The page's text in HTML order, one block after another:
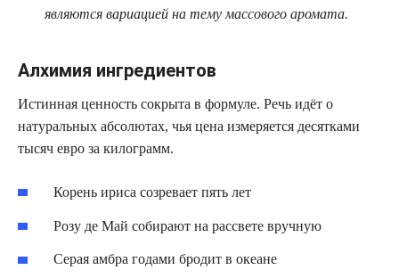
являются вариацией на тему массового аромата.
Алхимия ингредиентов
Истинная ценность сокрыта в формуле. Речь идёт о
натуральных абсолютах, чья цена измеряется десятками
тысяч евро за килограмм.
Корень ириса созревает пять лет
Розу де Май собирают на рассвете вручную
Серая амбра годами бродит в океане